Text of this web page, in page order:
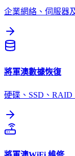
企業網絡、伺服器
將軍澳數據恢復
硬碟、SSD、